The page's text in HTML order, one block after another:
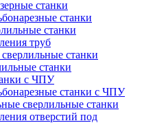
станки
станки
станки
труб
станки
станки
с ЧПУ
станки с ЧПУ
сверлильные станки
отверстий под